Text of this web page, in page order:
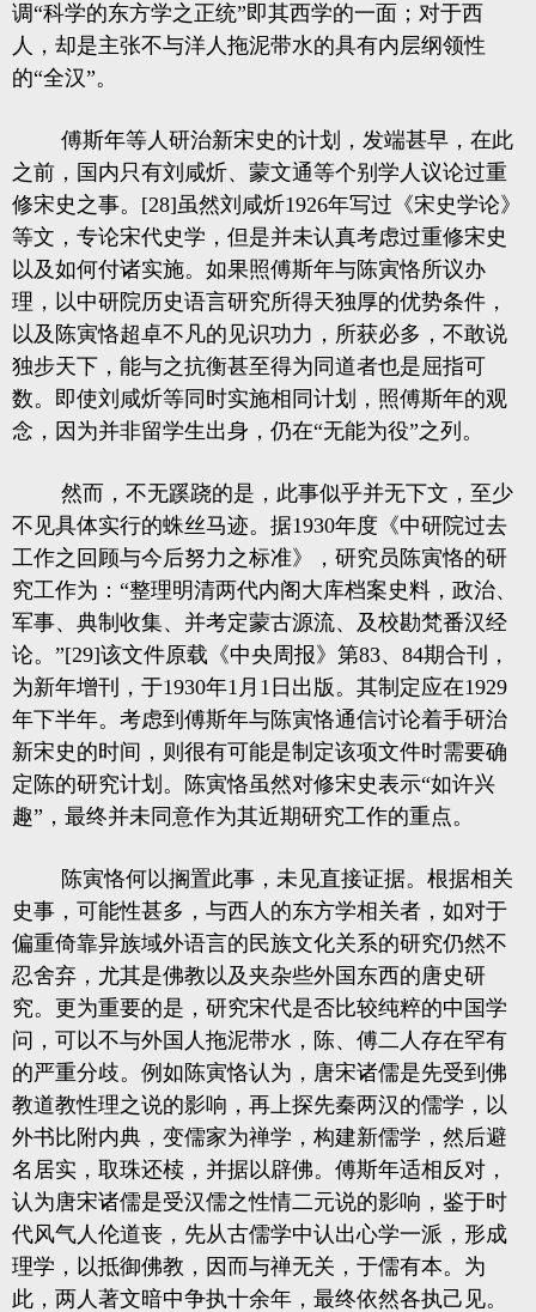
调“科学的东方学之正统”即其西学的一面；对于西
人，却是主张不与洋人拖泥带水的具有内层纲领性
的“全汉”。
傅斯年等人研治新宋史的计划，发端甚早，在此
之前，国内只有刘咸炘、蒙文通等个别学人议论过重
修宋史之事。[28]虽然刘咸炘1926年写过《宋史学论》
等文，专论宋代史学，但是并未认真考虑过重修宋史
以及如何付诸实施。如果照傅斯年与陈寅恪所议办
理，以中研院历史语言研究所得天独厚的优势条件，
以及陈寅恪超卓不凡的见识功力，所获必多，不敢说
独步天下，能与之抗衡甚至得为同道者也是屈指可
数。即使刘咸炘等同时实施相同计划，照傅斯年的观
念，因为并非留学生出身，仍在“无能为役”之列。
然而，不无蹊跷的是，此事似乎并无下文，至少
不见具体实行的蛛丝马迹。据1930年度《中研院过去
工作之回顾与今后努力之标准》，研究员陈寅恪的研
究工作为：“整理明清两代内阁大库档案史料，政治、
军事、典制收集、并考定蒙古源流、及校勘梵番汉经
论。”[29]该文件原载《中央周报》第83、84期合刊，
为新年增刊，于1930年1月1日出版。其制定应在1929
年下半年。考虑到傅斯年与陈寅恪通信讨论着手研治
新宋史的时间，则很有可能是制定该项文件时需要确
定陈的研究计划。陈寅恪虽然对修宋史表示“如许兴
趣”，最终并未同意作为其近期研究工作的重点。
陈寅恪何以搁置此事，未见直接证据。根据相关
史事，可能性甚多，与西人的东方学相关者，如对于
偏重倚靠异族域外语言的民族文化关系的研究仍然不
忍舍弃，尤其是佛教以及夹杂些外国东西的唐史研
究。更为重要的是，研究宋代是否比较纯粹的中国学
问，可以不与外国人拖泥带水，陈、傅二人存在罕有
的严重分歧。例如陈寅恪认为，唐宋诸儒是先受到佛
教道教性理之说的影响，再上探先秦两汉的儒学，以
外书比附内典，变儒家为禅学，构建新儒学，然后避
名居实，取珠还椟，并据以辟佛。傅斯年适相反对，
认为唐宋诸儒是受汉儒之性情二元说的影响，鉴于时
代风气人伦道丧，先从古儒学中认出心学一派，形成
理学，以抵御佛教，因而与禅无关，于儒有本。为
此，两人著文暗中争执十余年，最终依然各执己见。